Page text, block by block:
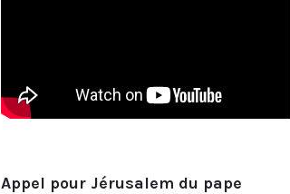
Appel pour Jérusalem du pape